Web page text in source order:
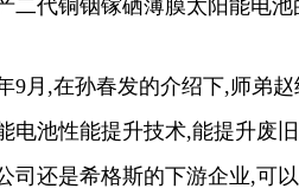
二代铜铟镓硒薄膜太阳能电池
,在孙春发的介绍下,师弟赵
电池性能提升技术,能提升废
司还是希格斯的下游企业,可